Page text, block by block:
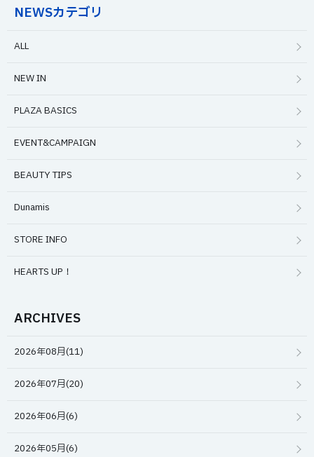
NEWSカテゴリ
ALL
NEW IN
PLAZA BASICS
EVENT&CAMPAIGN
BEAUTY TIPS
Dunamis
STORE INFO
HEARTS UP！
ARCHIVES
2026年08月(11)
2026年07月(20)
2026年06月(6)
2026年05月(6)